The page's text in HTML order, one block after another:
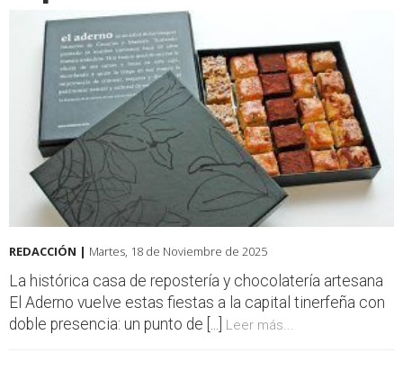
REDACCIÓN | Martes, 18 de Noviembre de 2025
La histórica casa de repostería y chocolatería artesana
El Aderno vuelve estas fiestas a la capital tinerfeña con
doble presencia: un punto de [...]
Leer más...